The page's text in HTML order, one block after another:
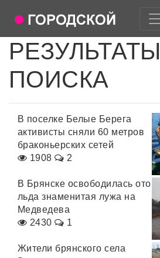
РЕЗУЛЬТАТЫ
ПОИСКА
В поселке Белые Берега
активисты сняли 60 метров
браконьерских сетей
1908
2
В Брянске освободилась ото
льда знаменитая лужа на
Медведева
2430
1
Жители брянского села